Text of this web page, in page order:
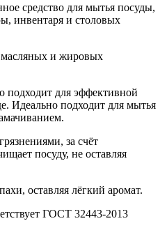
средство для мытья посуды,
инвентаря и столовых
масляных и жировых
подходит для эффективной
Идеально подходит для мытья
за счёт
посуду, не оставляя
оставляя лёгкий аромат.
ГОСТ 32443-2013